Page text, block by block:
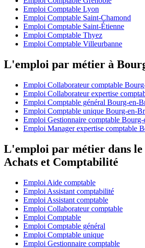
Emploi Comptable Lyon
Emploi Comptable Saint-Chamond
Emploi Comptable Saint-Étienne
Emploi Comptable Thyez
Emploi Comptable Villeurbanne
L'emploi par métier à
Emploi Collaborateur comptable
Emploi Collaborateur expertise
Emploi Comptable général Bourg-en-
Emploi Comptable unique Bourg-en-
Emploi Gestionnaire comptable Bourg-
Emploi Manager expertise comptable
L'emploi par métier dans le
Achats et Comptabilité
Emploi Aide comptable
Emploi Assistant comptabilité
Emploi Assistant comptable
Emploi Collaborateur comptable
Emploi Comptable
Emploi Comptable général
Emploi Comptable unique
Emploi Gestionnaire comptable